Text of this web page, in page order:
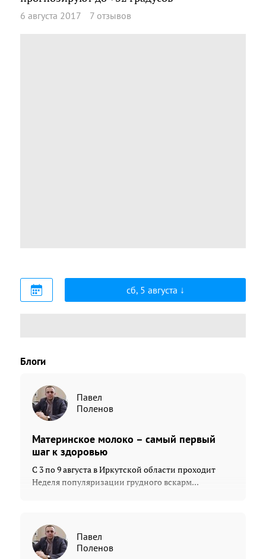
6 августа 2017 7 отзывов
сб, 5 августа
Блоги
Павел
Поленов
Материнское молоко – самый первый
шаг к здоровью
С 3 по 9 августа в Иркутской области проходит
Неделя популяризации грудного вскарм...
Павел
Поленов